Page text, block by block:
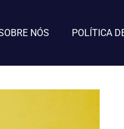
NÓS POLÍTICA